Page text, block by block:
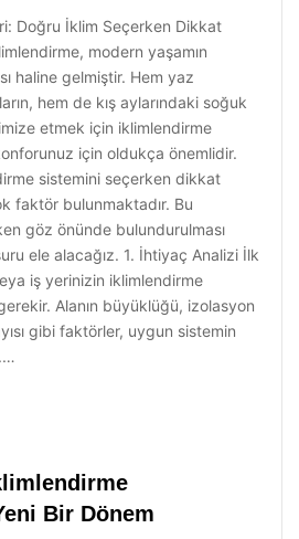
Doğru İklim Seçerken Dikkat
modern yaşamın
haline gelmiştir. Hem yaz
hem de kış aylarındaki soğuk
etmek için iklimlendirme
için oldukça önemlidir.
sistemini seçerken dikkat
faktör bulunmaktadır. Bu
göz önünde bulundurulması
ele alacağız. 1. İhtiyaç Analizi İlk
iş yerinizin iklimlendirme
Alanın büyüklüğü, izolasyon
gibi faktörler, uygun sistemin
Bir Dönem